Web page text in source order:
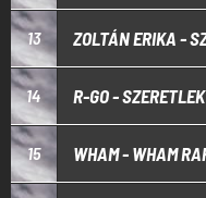
13 ZOLTÁN ERIKA -
14 R-GO -
15 WHAM - WHAM